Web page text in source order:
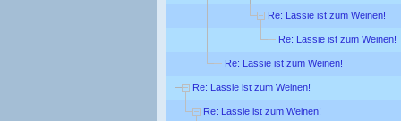
Re: Lassie ist zum Weinen!
Re: Lassie ist zum Weinen!
Re: Lassie ist zum Weinen!
Re: Lassie ist zum Weinen!
Re: Lassie ist zum Weinen!